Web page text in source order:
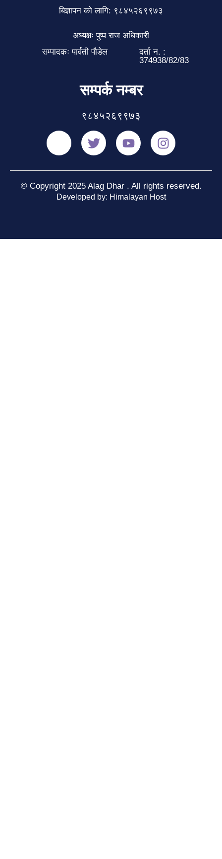
बिज्ञापन को लागि: ९८४५२६९९७३
अध्यक्षः पुष्प राज अधिकारी
सम्पादकः पार्वती पौडेल
दर्ता न. :
374938/82/83
सम्पर्क नम्बर
९८४५२६९९७३
© Copyright 2025 Alag Dhar . All rights reserved.
Developed by: Himalayan Host